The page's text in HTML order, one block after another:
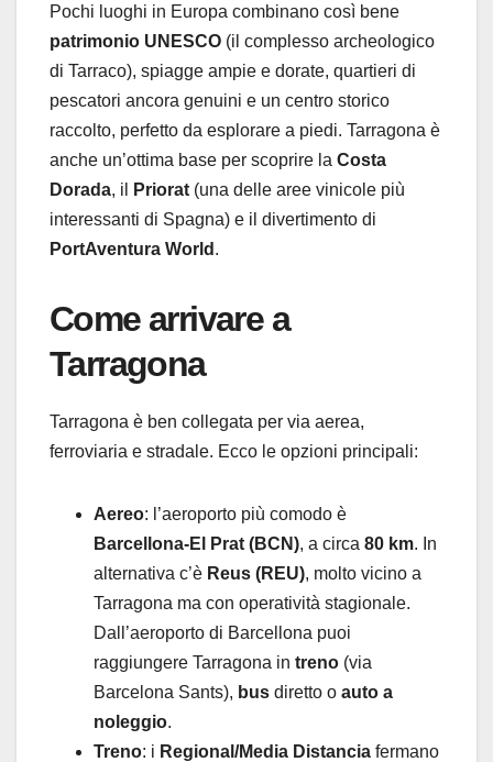
Pochi luoghi in Europa combinano così bene
patrimonio UNESCO (il complesso archeologico
di Tarraco), spiagge ampie e dorate, quartieri di
pescatori ancora genuini e un centro storico
raccolto, perfetto da esplorare a piedi. Tarragona è
anche un’ottima base per scoprire la Costa
Dorada, il Priorat (una delle aree vinicole più
interessanti di Spagna) e il divertimento di
PortAventura World .
Come arrivare a
Tarragona
Tarragona è ben collegata per via aerea,
ferroviaria e stradale. Ecco le opzioni principali:
Aereo: l’aeroporto più comodo è
Barcellona-El Prat (BCN), a circa 80 km. In
alternativa c’è Reus (REU), molto vicino a
Tarragona ma con operatività stagionale.
Dall’aeroporto di Barcellona puoi
raggiungere Tarragona in treno (via
Barcelona Sants), bus diretto o auto a
noleggio.
Treno: i Regional/Media Distancia fermano